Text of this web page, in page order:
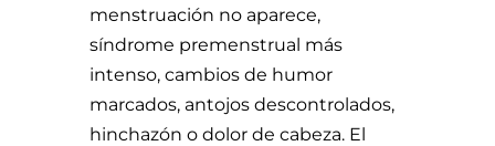
menstruación no aparece,
síndrome premenstrual más
intenso, cambios de humor
marcados, antojos descontrolados,
hinchazón o dolor de cabeza. El